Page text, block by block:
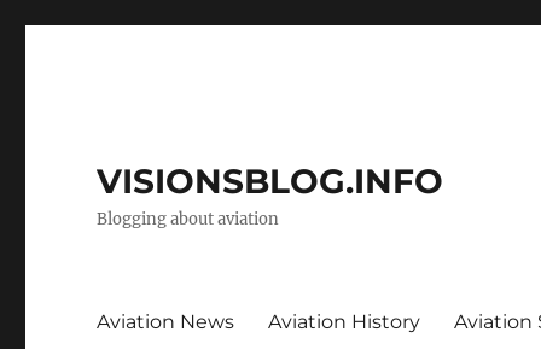
VISIONSBLOG.INFO
Blogging about aviation
Aviation News Aviation History Aviation